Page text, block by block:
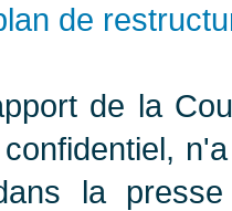
de
de la
la